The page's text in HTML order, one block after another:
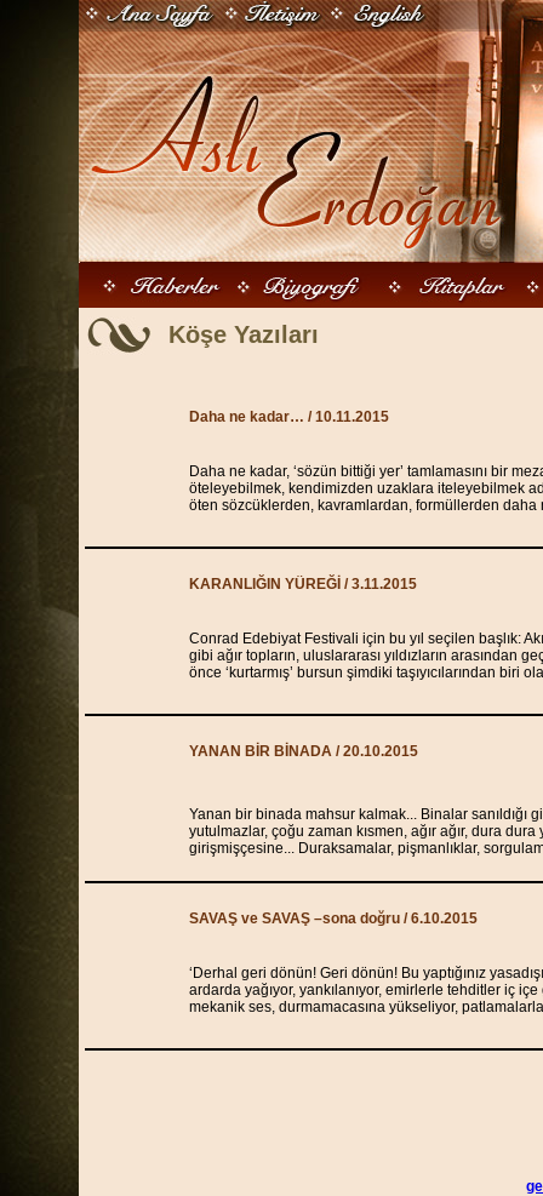
Köşe Yazıları
Daha ne kadar… / 10.11.2015
Daha ne kadar, ‘sözün bittiği yer’ tamlamasını bir
öteleyebilmek, kendimizden uzaklara iteleyebilmek
öten sözcüklerden, kavramlardan, formüllerden
KARANLIĞIN YÜREĞİ / 3.11.2015
Conrad Edebiyat Festivali için bu yıl seçilen başlık:
gibi ağır topların, uluslararası yıldızların arasından
önce ‘kurtarmış’ bursun şimdiki taşıyıcılarından biri
YANAN BİR BİNADA / 20.10.2015
Yanan bir binada mahsur kalmak... Binalar
yutulmazlar, çoğu zaman kısmen, ağır ağır, dura
girişmişçesine... Duraksamalar, pişmanlıklar,
SAVAŞ ve SAVAŞ –sona doğru / 6.10.2015
‘Derhal geri dönün! Geri dönün! Bu yaptığınız
ardarda yağıyor, yankılanıyor, emirlerle tehditler iç
mekanik ses, durmamacasına yükseliyor,